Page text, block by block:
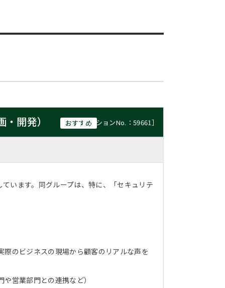
開発） おすすめ
［ポジションNo.：59661］
います。同グループは、特に、「セキュリテ
のビジネスの現場から顧客のリアルな声を
営業部門との連携など）